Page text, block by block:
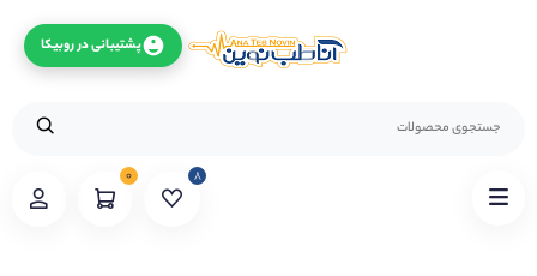
۰ ۸
پشتیبانی در روبیکا